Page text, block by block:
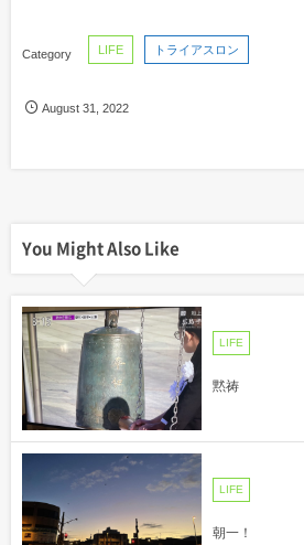
LIFE トライアスロン
August 31 ,2022
You Might Also Like
LIFE
黙祷
LIFE
朝一！